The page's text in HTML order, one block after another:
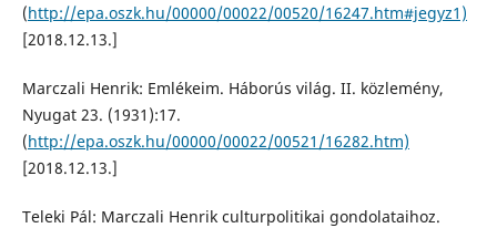
(http://epa.oszk.hu/00000/00022/00520/16247.htm#jegyz1)
[2018.12.13.]
Marczali Henrik: Emlékeim. Háborús világ. II. közlemény,
Nyugat 23. (1931):17.
(http://epa.oszk.hu/00000/00022/00521/16282.htm)
[2018.12.13.]
Teleki Pál: Marczali Henrik culturpolitikai gondolataihoz.